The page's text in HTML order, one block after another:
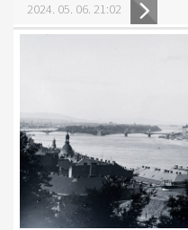
2024. 05. 06. 21:02